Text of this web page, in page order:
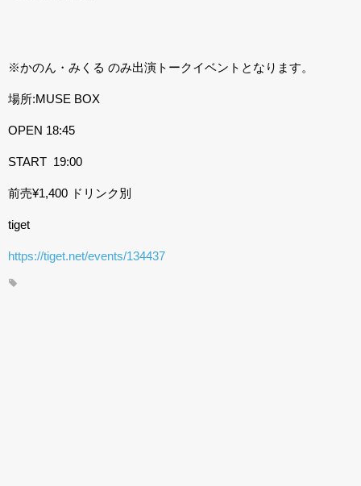
※かのん・みくる のみ出演トークイベントとなります。
場所:MUSE BOX
OPEN 18:45
START 19:00
前売¥1,400 ドリンク別
tiget
https://tiget.net/events/134437